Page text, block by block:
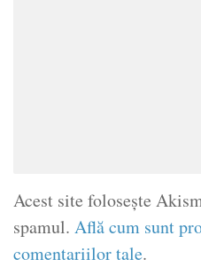
Acest site folosește
spamul. Află cum sunt
comentariilor tale.